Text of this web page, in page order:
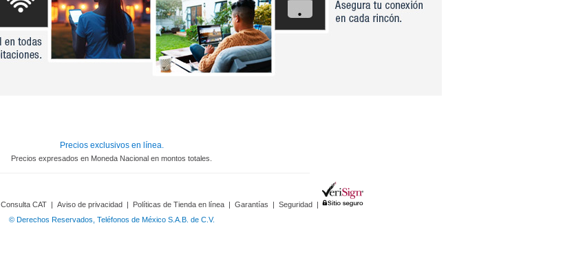
Precios exclusivos en línea.
Precios expresados en Moneda Nacional en montos totales.
Consulta CAT | Aviso de privacidad | Políticas de Tienda en línea | Garantías | Seguridad |
© Derechos Reservados, Teléfonos de México S.A.B. de C.V.